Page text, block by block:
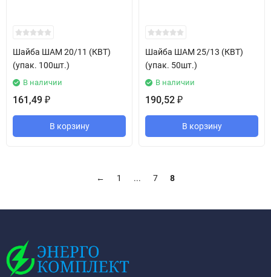
Шайба ШАМ 20/11 (КВТ)
(упак. 100шт.)
В наличии
161,49 ₽
В корзину
Шайба ШАМ 25/13 (КВТ)
(упак. 50шт.)
В наличии
190,52 ₽
В корзину
← 1 ... 7 8